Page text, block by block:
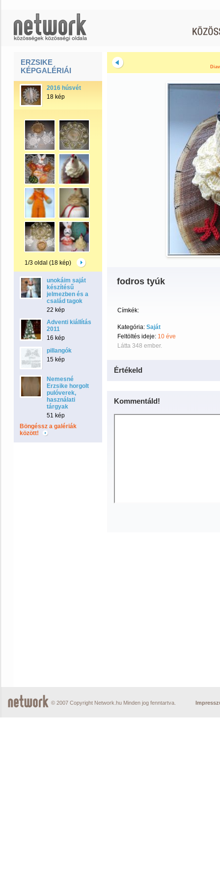
ERZSIKE
KÉPGALÉRIÁI
2016 húsvét
18 kép
1/3 oldal (18 kép)
unokáim saját
készítésű
jelmezben és a
család tagok
22 kép
Adventi kiállítás
2011
16 kép
pillangók
15 kép
Nemesné
Erzsike horgolt
pulóverek,
használati
tárgyak
51 kép
Böngéssz a galériák
között!
fodros tyúk
Címkék:
Kategória: Saját
Feltöltés ideje: 10 éve
Látta 348 ember.
Értékeld
Kommentáld!
© 2007 Copyright Network.hu Minden jog fenntartva.